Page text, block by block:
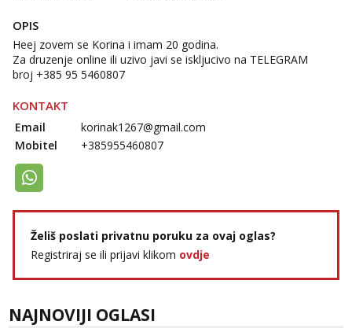
OPIS
Heej zovem se Korina i imam 20 godina.
Za druzenje online ili uzivo javi se iskljucivo na TELEGRAM
broj ‪+385 95 5460807
KONTAKT
Email
korinak1267@gmail.com
Mobitel
+385955460807
Želiš poslati privatnu poruku za ovaj oglas?
Registriraj se ili prijavi klikom ovdje
NAJNOVIJI OGLASI